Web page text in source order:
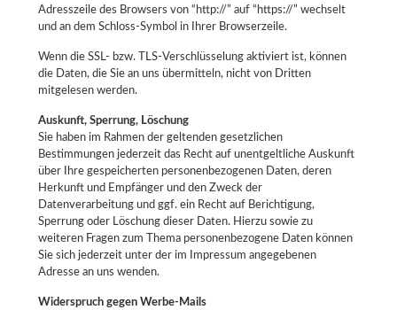
Adresszeile des Browsers von “http://” auf “https://” wechselt
und an dem Schloss-Symbol in Ihrer Browserzeile.
Wenn die SSL- bzw. TLS-Verschlüsselung aktiviert ist, können
die Daten, die Sie an uns übermitteln, nicht von Dritten
mitgelesen werden.
Auskunft, Sperrung, Löschung
Sie haben im Rahmen der geltenden gesetzlichen
Bestimmungen jederzeit das Recht auf unentgeltliche Auskunft
über Ihre gespeicherten personenbezogenen Daten, deren
Herkunft und Empfänger und den Zweck der
Datenverarbeitung und ggf. ein Recht auf Berichtigung,
Sperrung oder Löschung dieser Daten. Hierzu sowie zu
weiteren Fragen zum Thema personenbezogene Daten können
Sie sich jederzeit unter der im Impressum angegebenen
Adresse an uns wenden.
Widerspruch gegen Werbe-Mails